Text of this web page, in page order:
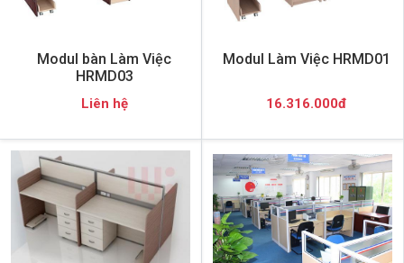
Modul bàn Làm Việc
HRMD03
Liên hệ
Modul Làm Việc HRMD01
16.316.000đ